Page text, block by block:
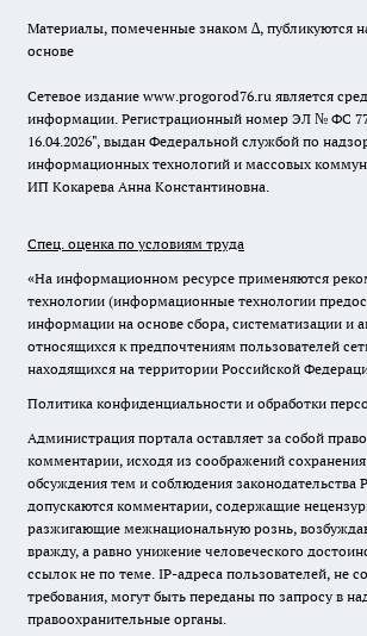
Материалы, помеченные знаком ∆, публикуются
основе
Сетевое издание www.progorod76.ru является
информации. Регистрационный номер ЭЛ № ФС 77
16.04.2026", выдан Федеральной службой по
информационных технологий и массовых
ИП Кокарева Анна Константиновна.
Спец. оценка по условиям труда
«На информационном ресурсе применяются
технологии (информационные технологии
информации на основе сбора, систематизации и
относящихся к предпочтениям пользователей
находящихся на территории Российской
Политика конфиденциальности и обработки
Администрация портала оставляет за собой
комментарии, исходя из соображений
обсуждения тем и соблюдения законодательства
допускаются комментарии, содержащие
разжигающие межнациональную рознь,
вражду, а равно унижение человеческого
ссылок не по теме. IP-адреса пользователей, не
требования, могут быть переданы по запросу в
правоохранительные органы.